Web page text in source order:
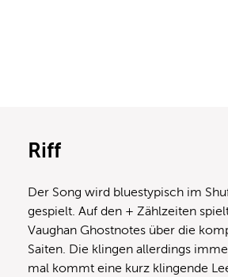
Riff
Der Song wird bluestypisch im
gespielt. Auf den + Zählzeiten
Vaughan Ghostnotes über die
Saiten. Die klingen allerdings
mal kommt eine kurz klingende